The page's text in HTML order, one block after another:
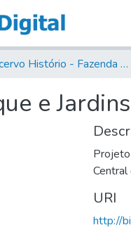
Acervo Histório - Fazenda Lageado
e
Central
URI
http://